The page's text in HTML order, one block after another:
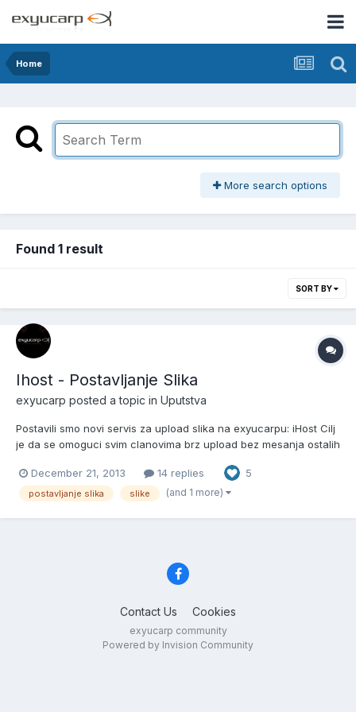
Home
More search options
Found 1 result
SORT BY
Ihost - Postavljanje Slika
exyucarp posted a topic in Uputstva
Postavili smo novi servis za upload slika na exyucarpu: iHost Cilj
je da se omoguci svim clanovima brz upload bez mesanja ostalih
prilogu detaljno obavestenje kako postavljate sliku na forum:
iHost se nalazi ovde: 1.Kliknite i ud...
December 21, 2013 14 replies 5
postavljanje slika slike (and 1 more)
Contact Us Cookies
exyucarp community
Powered by Invision Community